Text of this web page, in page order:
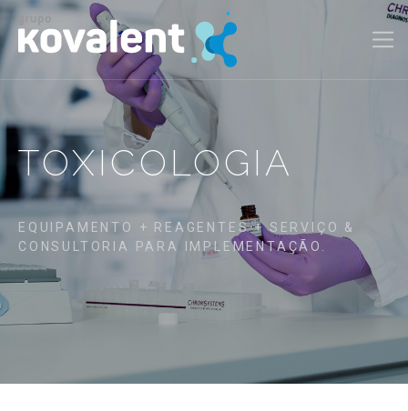
TOXICOLOGIA
EQUIPAMENTO + REAGENTES + SERVIÇO &
CONSULTORIA PARA IMPLEMENTAÇÃO.